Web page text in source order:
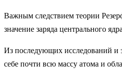
Важным следствием теории
значение заряда центрального
Из последующих исследований и
себе почти всю массу атома и